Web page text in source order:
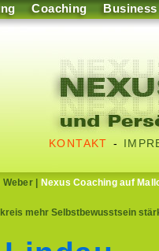
Coaching Business
KONTAKT -
Weber| Nexus Coaching auf
mehr Selbstbewusstsein